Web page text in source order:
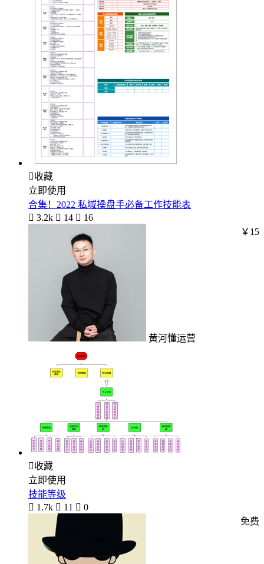
收藏
立即使用
合集！2022 私域操盘手必备工作技能表
 3.2k  14  16
黄河懂运营
￥15
收藏
立即使用
技能等级
 1.7k  11  0
免费